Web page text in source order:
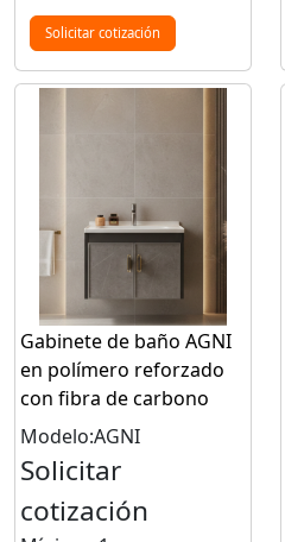
Solicitar cotización
Gabinete de baño AGNI
en polímero reforzado
con fibra de carbono
Modelo:AGNI
Solicitar
cotización